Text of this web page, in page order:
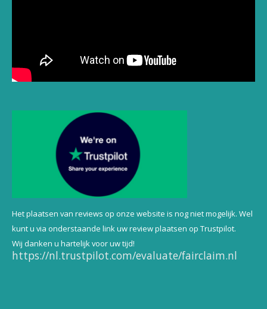
Het plaatsen van reviews op onze website is nog niet mogelijk. Wel
kunt u via onderstaande link uw review plaatsen op Trustpilot.
Wij danken u hartelijk voor uw tijd!
https://nl.trustpilot.com/evaluate/fairclaim.nl